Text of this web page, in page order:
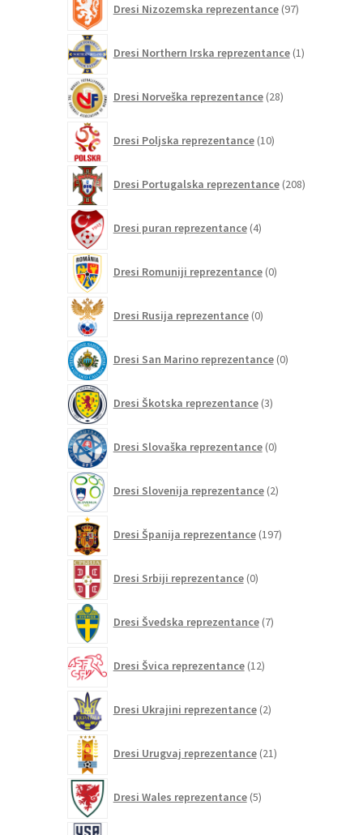
Dresi Nizozemska reprezentance 97izdelkov
Dresi Northern Irska reprezentance 1izdelek
Dresi Norveška reprezentance 28izdelkov
Dresi Poljska reprezentance 10izdelkov
Dresi Portugalska reprezentance 208izdelkov
Dresi puran reprezentance 4izdelki
Dresi Romuniji reprezentance 0izdelkov
Dresi Rusija reprezentance 0izdelkov
Dresi San Marino reprezentance 0izdelkov
Dresi Škotska reprezentance 3izdelki
Dresi Slovaška reprezentance 0izdelkov
Dresi Slovenija reprezentance 2izdelka
Dresi Španija reprezentance 197izdelkov
Dresi Srbiji reprezentance 0izdelkov
Dresi Švedska reprezentance 7izdelkov
Dresi Švica reprezentance 12izdelkov
Dresi Ukrajini reprezentance 2izdelka
Dresi Urugvaj reprezentance 21izdelkov
Dresi Wales reprezentance 5izdelkov